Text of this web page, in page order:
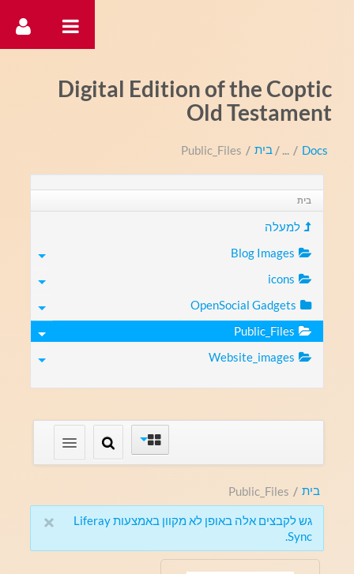
Digital Edition of the Coptic
Old Testament
Docs
/ בית /
Public_Files
בית
למעלה
Blog Images
icons
OpenSocial Gadgets
Public_Files
Website_images
בית /
Public_Files
×
גש לקבצים אלה באופן לא מקוון באמצעות Liferay
Sync.